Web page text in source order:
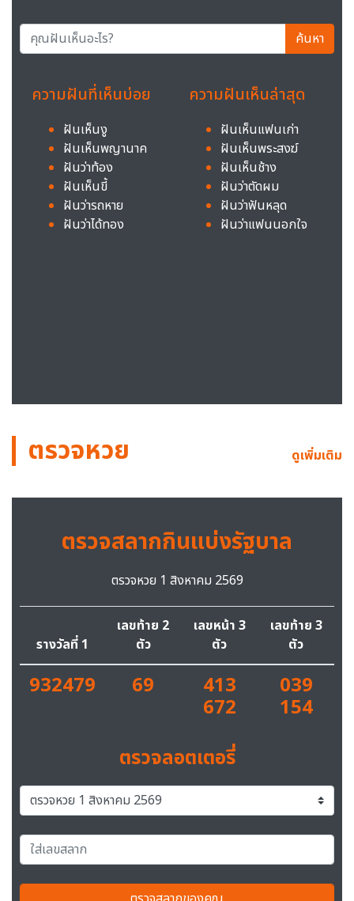
ค้นหา
ความฝันที่เห็นบ่อย
ฝันเห็นงู
ฝันเห็นพญานาค
ฝันว่าท้อง
ฝันเห็นขี้
ฝันว่ารถหาย
ฝันว่าได้ทอง
ความฝันเห็นล่าสุด
ฝันเห็นแฟนเก่า
ฝันเห็นพระสงฆ์
ฝันเห็นช้าง
ฝันว่าตัดผม
ฝันว่าฟันหลุด
ฝันว่าแฟนนอกใจ
ตรวจหวย ดูเพิ่มเติม
ตรวจสลากกินแบ่งรัฐบาล
ตรวจหวย 1 สิงหาคม 2569
รางวัลที่ 1
เลขท้าย 2
ตัว
เลขหน้า 3
ตัว
เลขท้าย 3
ตัว
932479 69 413
672
039
154
ตรวจลอตเตอรี่